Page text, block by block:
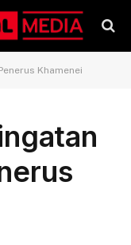
Khamenei